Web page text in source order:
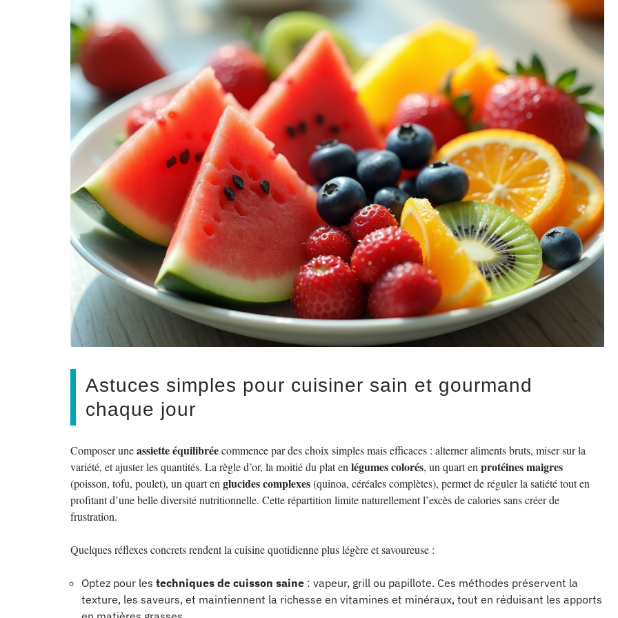
Astuces simples pour cuisiner sain et gourmand
chaque jour
Composer uneassiette équilibréecommence par des choix simples mais efficaces : alterner aliments bruts, miser sur la
variété, et ajuster les quantités. La règle d’or, la moitié du plat en légumes colorés, un quart en protéines maigres
(poisson, tofu, poulet), un quart en glucides complexes(quinoa, céréales complètes), permet de réguler la satiété tout en
profitant d’une belle diversité nutritionnelle. Cette répartition limite naturellement l’excès de calories sans créer de
frustration.
Quelques réflexes concrets rendent la cuisine quotidienne plus légère et savoureuse :
Optez pour les techniques de cuisson saine : vapeur, grill ou papillote. Ces méthodes préservent la
texture, les saveurs, et maintiennent la richesse en vitamines et minéraux, tout en réduisant les apports